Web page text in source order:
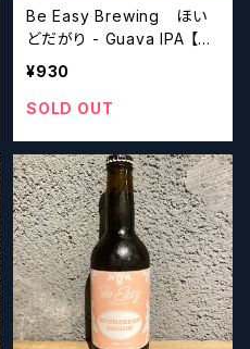
Be Easy Brewing ほい
どだがり - Guava IPA 【ク
ラフトビール】
¥930
SOLD OUT